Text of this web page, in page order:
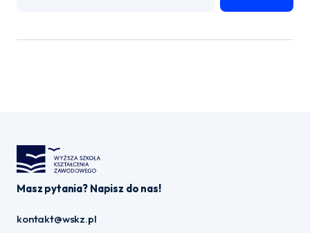
Masz pytania? Napisz do nas!
kontakt@wskz.pl